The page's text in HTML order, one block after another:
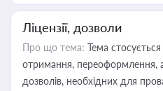
Ліцензії, дозволи
Про що тема: Тема
отримання, переоформлення,
дозволів, необхідних для